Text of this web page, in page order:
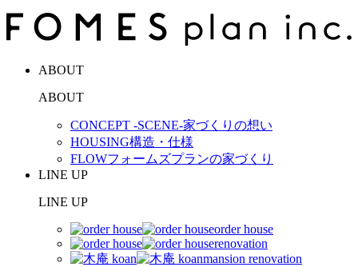
ABOUT
ABOUT
CONCEPT -SCENE-家づくりの想い
HOUSING構造・仕様
FLOWフォームズプランの家づくり
LINE UP
LINE UP
order house
renovation
mansion renovation